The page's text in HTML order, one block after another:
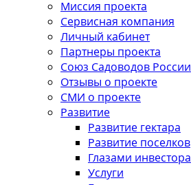
Миссия проекта
Сервисная компания
Личный кабинет
Партнеры проекта
Союз Садоводов России
Отзывы о проекте
СМИ о проекте
Развитие
Развитие гектара
Развитие поселков
Глазами инвестора
Услуги